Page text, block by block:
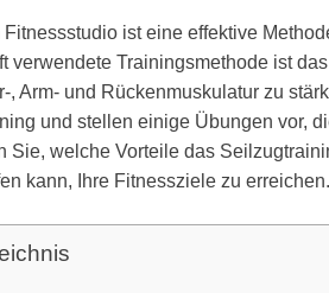
Fitnessstudio ist eine effektive
verwendete Trainingsmethode ist
, Arm- und Rückenmuskulatur zu
und stellen einige Übungen vor,
Sie, welche Vorteile das
kann, Ihre Fitnessziele zu erreichen.